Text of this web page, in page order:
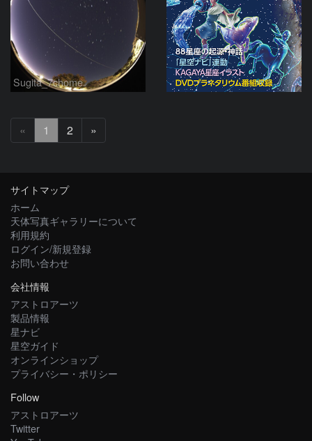
Sugita_7chome
« 1 2 »
へ
サイトマップ
ホーム
天体写真ギャラリーについて
利用規約
ログイン/新規登録
お問い合わせ
会社情報
アストロアーツ
製品情報
星ナビ
星空ガイド
オンラインショップ
プライバシー・ポリシー
Follow
アストロアーツ
Twitter